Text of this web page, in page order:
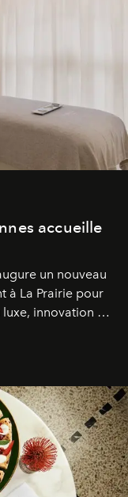
accueille
un nouveau
à La Prairie pour
innovation et